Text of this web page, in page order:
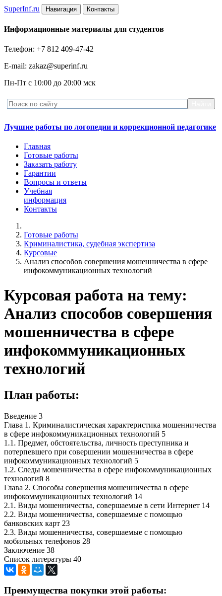
SuperInf.ru Навигация Контакты
Информационные материалы для студентов
Телефон: +7 812 409-47-42
E-mail: zakaz@superinf.ru
Пн-Пт с 10:00 до 20:00 мск
Лучшие работы по логопедии и коррекционной педагогике
Главная
Готовые работы
Заказать работу
Гарантии
Вопросы и ответы
Учебная
информация
Контакты
Готовые работы
Криминалистика, судебная экспертиза
Курсовые
Анализ способов совершения мошенничества в сфере
инфокоммуникационных технологий
Курсовая работа на тему:
Анализ способов совершения
мошенничества в сфере
инфокоммуникационных
технологий
План работы:
Введение 3
Глава 1. Криминалистическая характеристика мошенничества
в сфере инфокоммуникационных технологий 5
1.1. Предмет, обстоятельства, личность преступника и
потерпевшего при совершении мошенничества в сфере
инфокоммуникационных технологий 5
1.2. Следы мошенничества в сфере инфокоммуникационных
технологий 8
Глава 2. Способы совершения мошенничества в сфере
инфокоммуникационных технологий 14
2.1. Виды мошенничества, совершаемые в сети Интернет 14
2.2. Виды мошенничества, совершаемые с помощью
банковских карт 23
2.3. Виды мошенничества, совершаемые с помощью
мобильных телефонов 28
Заключение 38
Список литературы 40
Преимущества покупки этой работы: